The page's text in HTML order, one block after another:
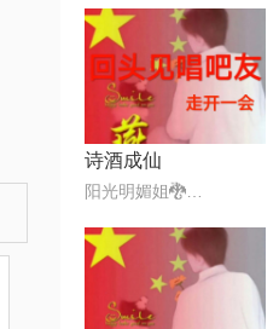
诗酒成仙